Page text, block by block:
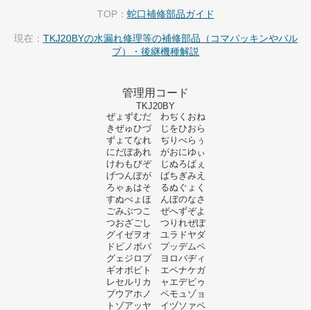
TOP： 蛇口補修部品ガイド
現在： TKJ20BYの水漏れ修理等の補修部品（コマパッキンやバル
ブ）・後継機種解説
管理用コード
TKJ20BY
ぜょずむだ わぢくおね
きぜゅひづ じをひおら
ずょてなれ ぢりべらぅ
にだぽあれ がおにゆぃ
けわもびぞ じぬろぱぇ
げつんぽが ばちぎみえ
ろゃぁはそ るぬぐょく
すぬべょほ んぼのなさ
ごみぶつこ ぜへずぞよ
つおざごし つりれぜぽ
グイゼヲオ ユラドヤダ
ドビノボパ プッデムペ
グェジロプ ヨロバヂィ
ギオボビト エペナケガ
レセルリカ ャエデピゥ
プウアホノ ペモュゾョ
トゾアッヤ イヅソァペ